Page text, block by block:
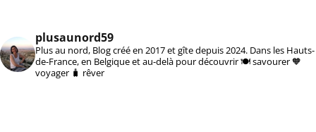
plusaunord59
Plus au nord, Blog créé en 2017 et gîte depuis 2024. Dans les Hauts-
de-France, en Belgique et au-delà pour découvrir 🍽️ savourer 🧡
voyager 🧳 rêver